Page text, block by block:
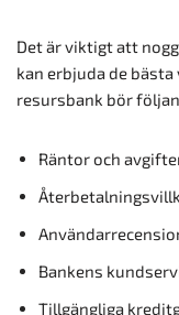
Det är viktigt att
kan erbjuda de
resursbank bör
Räntor och
Bankens
Tillgängliga